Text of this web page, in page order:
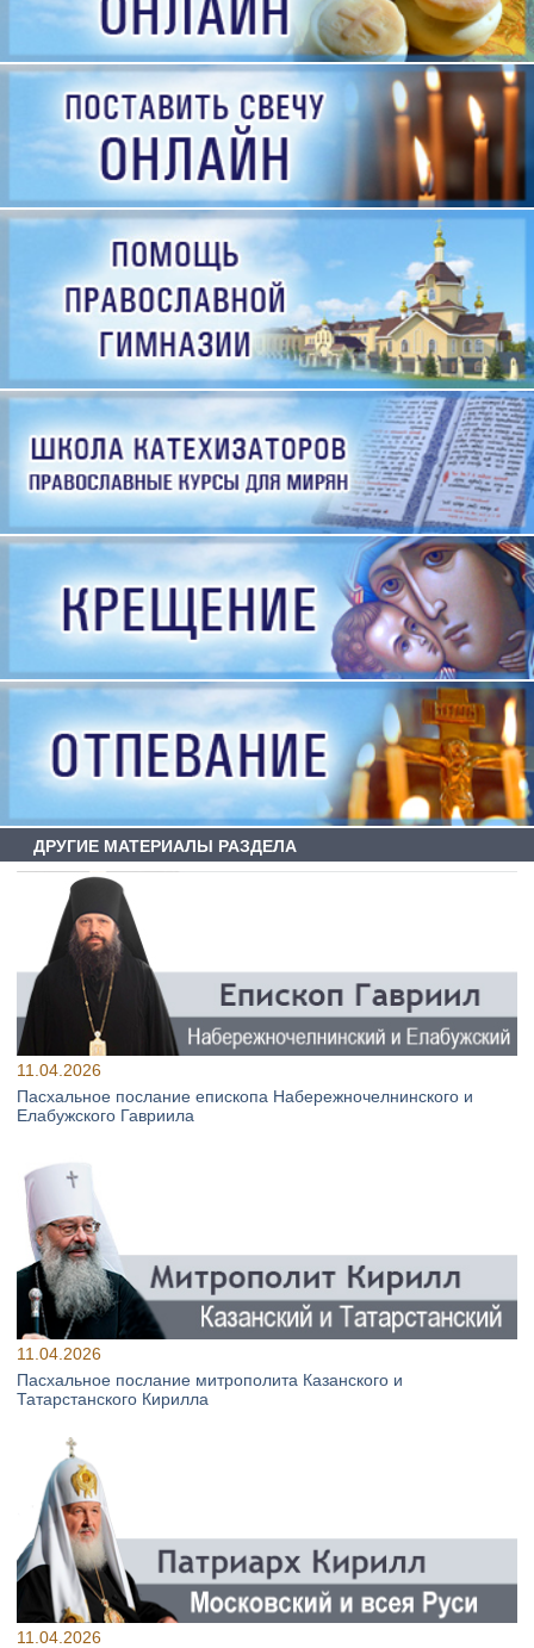
ДРУГИЕ МАТЕРИАЛЫ РАЗДЕЛА
11.04.2026
Пасхальное послание епископа Набережночелнинского и
Елабужского Гавриила
11.04.2026
Пасхальное послание митрополита Казанского и
Татарстанского Кирилла
11.04.2026